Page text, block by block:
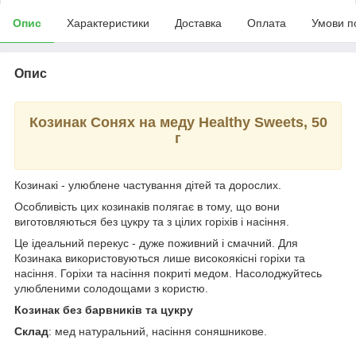
Опис Характеристики Доставка Оплата Умови
Опис
Козинак Сонях на меду Healthy Sweets, 50
г
Козинакі - улюблене частування дітей та дорослих.
Особливість цих козинаків полягає в тому, що вони
виготовляються без цукру та з цілих горіхів і насіння.
Це ідеальний перекус - дуже поживний і смачний. Для
Козинака використовуються лише високоякісні горіхи та
насіння. Горіхи та насіння покриті медом. Насолоджуйтесь
улюбленими солодощами з користю.
Козинак без барвників та цукру
Склад: мед натуральний, насіння соняшникове.